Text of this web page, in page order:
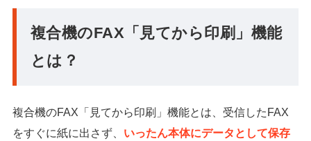
複合機のFAX「見てから印刷」機能
とは？
複合機のFAX「見てから印刷」機能とは、受信したFAX
をすぐに紙に出さず、 いったん本体にデータとして保存